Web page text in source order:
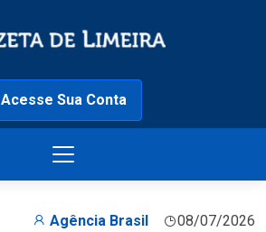
Acesse Sua Conta
Agência Brasil 08/07/2026